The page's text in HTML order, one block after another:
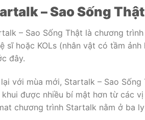
– Sao Sống
– Sao Sống Thật là chương
sĩ hoặc KOLs (nhân vật có tầm
đây.
với mùa mới, Startalk – Sao
khui được nhiều bí mật hơn từ các
chương trình Startalk nằm ở ba